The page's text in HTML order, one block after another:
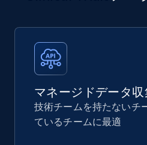
マネージドデータ収
技術チームを持たないチ
ているチームに最適